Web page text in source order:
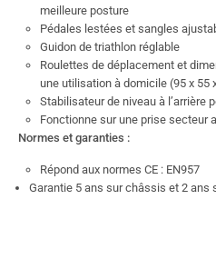
meilleure posture
Pédales lestées et sangles
Guidon de triathlon réglable
Roulettes de déplacement et
une utilisation à domicile (95 x 55
Stabilisateur de niveau à l’arrière
Fonctionne sur une prise secteur
Normes et garanties :
Répond aux normes CE : EN957
Garantie 5 ans sur châssis et 2 ans